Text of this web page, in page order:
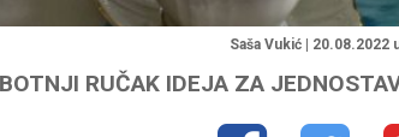
Saša Vukić | 20.08.2022
RUČAK IDEJA ZA